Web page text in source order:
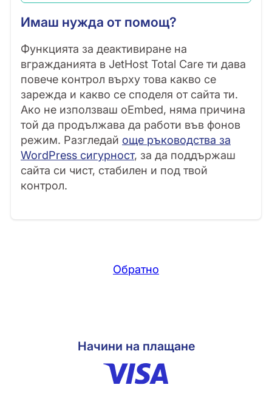
Имаш нужда от помощ?
Функцията за деактивиране на
вгражданията в JetHost Total Care ти дава
повече контрол върху това какво се
зарежда и какво се споделя от сайта ти.
Ако не използваш oEmbed, няма причина
той да продължава да работи във фонов
режим. Разгледай още ръководства за
WordPress сигурност, за да поддържаш
сайта си чист, стабилен и под твой
контрол.
Обратно
Начини на плащане